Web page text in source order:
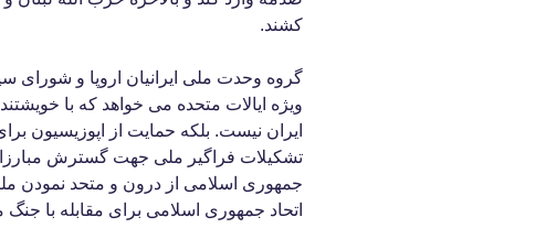
کشند.
گروه وحدت ملی ایرانیان اروپا و شورای
ویژه ایالات متحده می خواهد که با
ایران نیست. بلکه حمایت از اپوزیسیون
تشکیلات فراگیر ملی جهت گسترش
جمهوری اسلامی از درون و متحد نمودن
اتحاد جمهوری اسلامی برای مقابله با